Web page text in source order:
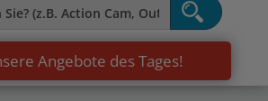
Angebote des Tages!